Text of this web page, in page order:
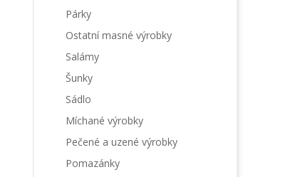
Párky
Ostatní masné výrobky
Salámy
Šunky
Sádlo
Míchané výrobky
Pečené a uzené výrobky
Pomazánky